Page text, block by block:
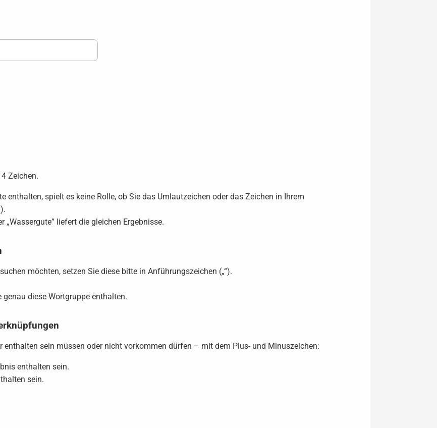
Zeichen.
enthalten, spielt es keine Rolle, ob Sie das Umlautzeichen oder das Zeichen in Ihrem
„Wassergute” liefert die gleichen Ergebnisse.
möchten, setzen Sie diese bitte in Anführungszeichen („“).
diese Wortgruppe enthalten.
enthalten sein müssen oder nicht vorkommen dürfen – mit dem Plus- und Minuszeichen:
enthalten sein.
sein.